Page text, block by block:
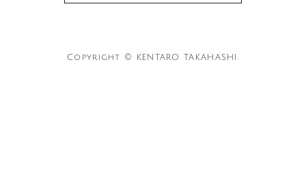
Copyright © KENTARO TAKAHASHI.